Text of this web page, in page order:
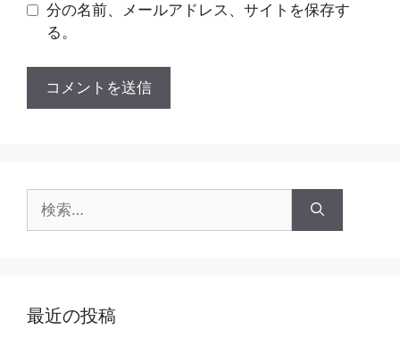
分の名前、メールアドレス、サイトを保存す
る。
索:
最近の投稿